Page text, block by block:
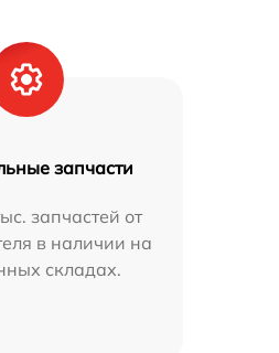
запчасти
запчастей от
в наличии на
складах.